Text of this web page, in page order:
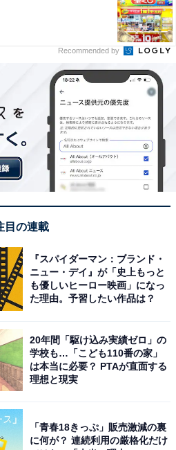
（甲賀市）／29票
甲賀市土山町にある「鮎河の
両岸に約200本のソメイヨシ
ると約1000本もの桜が地域を
を背景に、清流と桜が織りな
しさは圧巻。夜間はライトア
的な夜桜も楽しめます。
たいから」（40代女性／東
映る桜が息を呑むような美し
から」（40代女性／大阪府）
代女性／東京都）
Recommended by
目の連載
『スパイダーマン：ブランド・
ニュー・デイ』が「史上もっと
も優しいヒーロー映画」になっ
た理由。予習したい作品は？
20年間「駆け込み実績ゼロ」の
学校も…「こども110番の家」
は本当に必要？ PTAが直面する
理想と現実
「青春18きっぷ」販売激減の裏
に何が？ 連続利用の厳格化だけ